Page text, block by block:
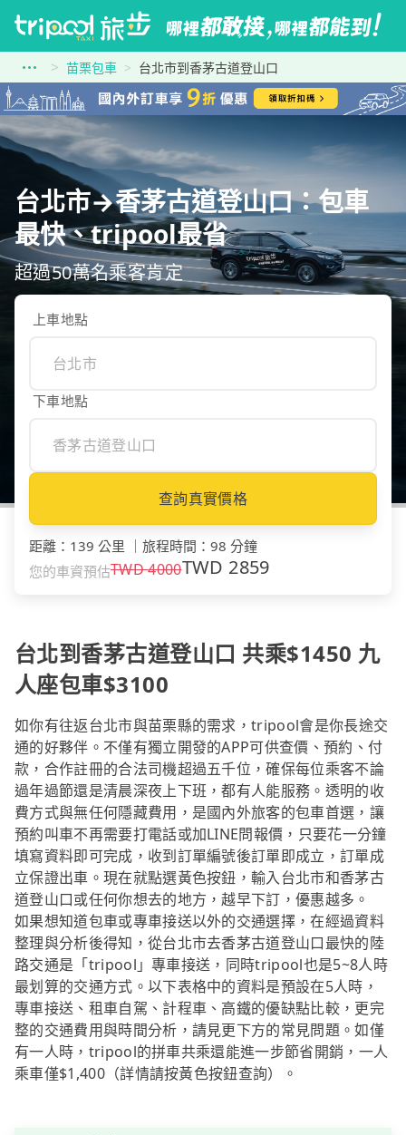
苗栗包車 台北市到香茅古道登山口
台北市→香茅古道登山口：包車
最快、tripool最省
超過50萬名乘客肯定
上車地點
下車地點
查詢真實價格
距離 ： 139 公里 旅程時間 ： 98 分鐘
您的車資預估TWD4000TWD 2859
台北到香茅古道登山口 共乘$1450 九
人座包車$3100
如你有往返台北市與苗栗縣的需求，tripool會是你長途交
通的好夥伴。不僅有獨立開發的APP可供查價、預約、付
款，合作註冊的合法司機超過五千位，確保每位乘客不論
過年過節還是清晨深夜上下班，都有人能服務。透明的收
費方式與無任何隱藏費用，是國內外旅客的包車首選，讓
預約叫車不再需要打電話或加LINE問報價，只要花一分鐘
填寫資料即可完成，收到訂單編號後訂單即成立，訂單成
立保證出車。現在就點選黃色按鈕，輸入台北市和香茅古
道登山口或任何你想去的地方，越早下訂，優惠越多。
如果想知道包車或專車接送以外的交通選擇，在經過資料
整理與分析後得知，從台北市去香茅古道登山口最快的陸
路交通是「tripool」專車接送，同時tripool也是5~8人時
最划算的交通方式。以下表格中的資料是預設在5人時，
專車接送、租車自駕、計程車、高鐵的優缺點比較，更完
整的交通費用與時間分析，請見更下方的常見問題。如僅
有一人時，tripool的拼車共乘還能進一步節省開銷，一人
乘車僅$1,400（詳情請按黃色按鈕查詢）。